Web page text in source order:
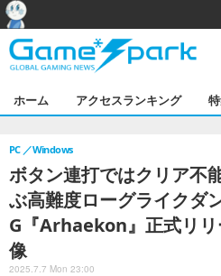
ホーム アクセスランキング
ボタン連打ではクリア不
ぶ高難度ローグライクダ
G『Arhaekon』正式リ
像
PC Windows
2025.7.7 Mon 23:00